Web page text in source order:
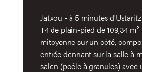
Jatxou - à 5 minutes
T4 de plain-pied de 109,34 m²
mitoyenne sur un côté,
entrée donnant sur la salle à
salon (poêle à granules) avec